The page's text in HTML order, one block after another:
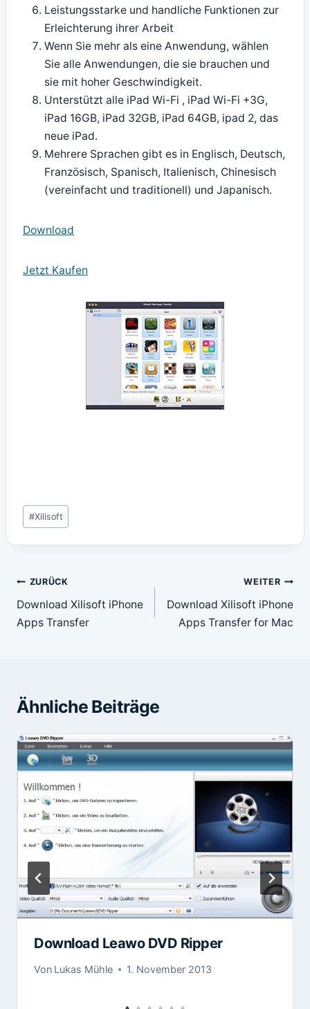
Leistungsstarke und handliche Funktionen zur
Erleichterung ihrer Arbeit
Wenn Sie mehr als eine Anwendung, wählen
Sie alle Anwendungen, die sie brauchen und
sie mit hoher Geschwindigkeit.
Unterstützt alle iPad Wi-Fi , iPad Wi-Fi +3G,
iPad 16GB, iPad 32GB, iPad 64GB, ipad 2, das
neue iPad.
Mehrere Sprachen gibt es in Englisch, Deutsch,
Französisch, Spanisch, Italienisch, Chinesisch
(vereinfacht und traditionell) und Japanisch.
Download
Jetzt Kaufen
Schlagworte:
#Xilisoft
Beitragsnavigation
ZURÜCK
Download Xilisoft iPhone
Apps Transfer
WEITER
Download Xilisoft iPhone
Apps Transfer for Mac
Ähnliche Beiträge
Download Leawo DVD Ripper
Von Lukas Mühle 1. November 2013